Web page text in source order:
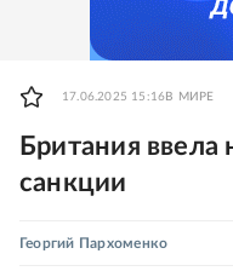
17.06.2025 15:16 В МИРЕ
Британия ввела
санкции
Георгий Пархоменко